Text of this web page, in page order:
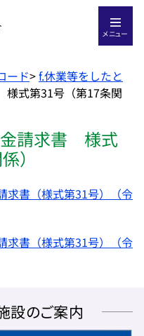
メニュー
ード>f.休業等をしたと
式第31号（第17条関
請求書 様式
）
求書（様式第31号）（令
求書（様式第31号）（令
設のご案内